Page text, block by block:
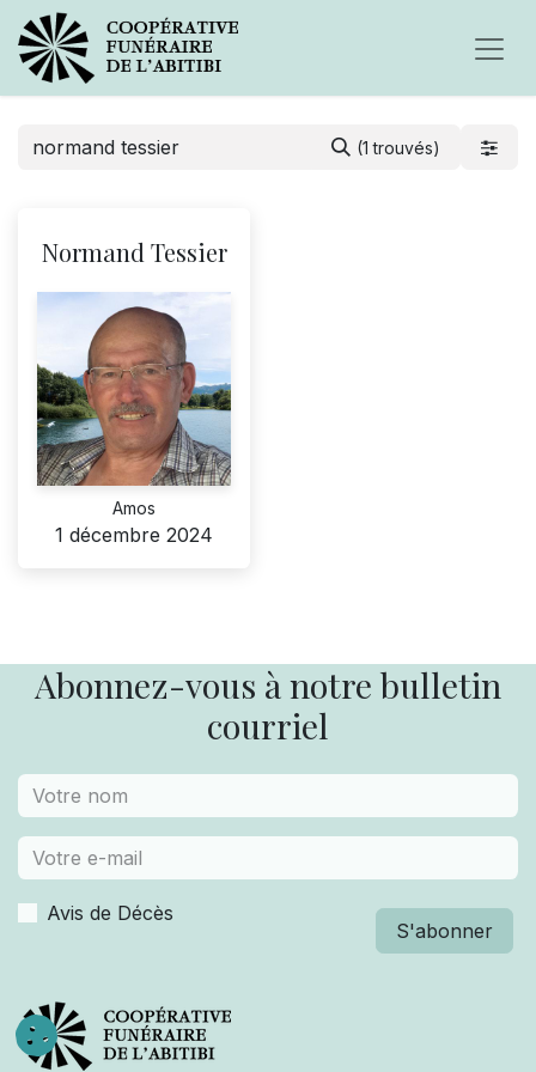
(1 trouvés)
Normand Tessier
Amos
1 décembre 2024
Abonnez-vous à notre bulletin
courriel
Avis de Décès
S'abonner